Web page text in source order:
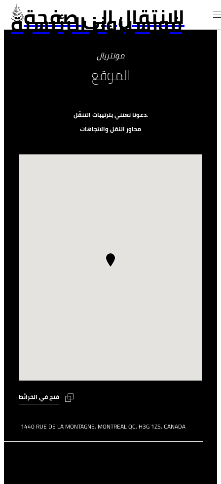
الانتقال إلى صفحة
فورسيزونز الرئيسية
مونتريال
الموقع
دعونا نعتني بترتيبات التنقّل.
محاور النقل والاتجاهات
فتح في الخرائط
1440 RUE DE LA MONTAGNE, MONTREAL QC, H3G 1Z5, CANADA